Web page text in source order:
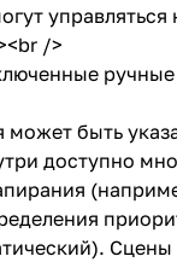
/>
может быть
доступно